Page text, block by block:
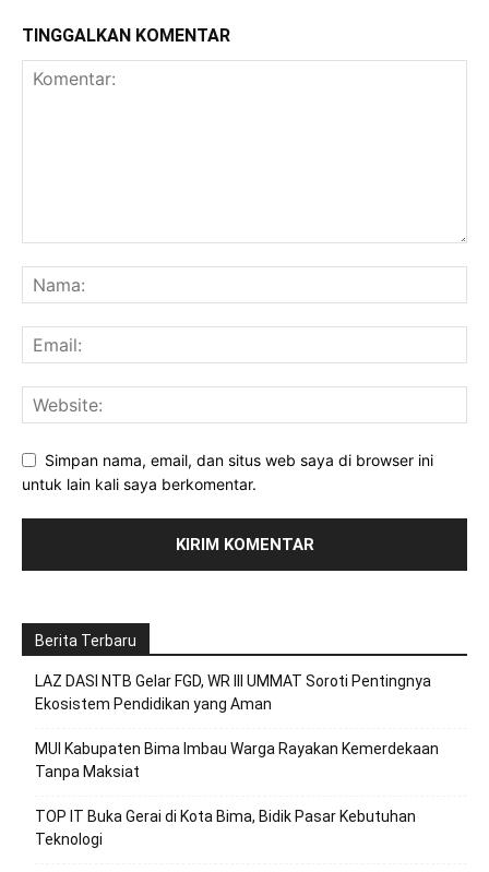
TINGGALKAN KOMENTAR
Simpan nama, email, dan situs web saya di browser ini
untuk lain kali saya berkomentar.
Berita Terbaru
LAZ DASI NTB Gelar FGD, WR III UMMAT Soroti Pentingnya
Ekosistem Pendidikan yang Aman
MUI Kabupaten Bima Imbau Warga Rayakan Kemerdekaan
Tanpa Maksiat
TOP IT Buka Gerai di Kota Bima, Bidik Pasar Kebutuhan
Teknologi